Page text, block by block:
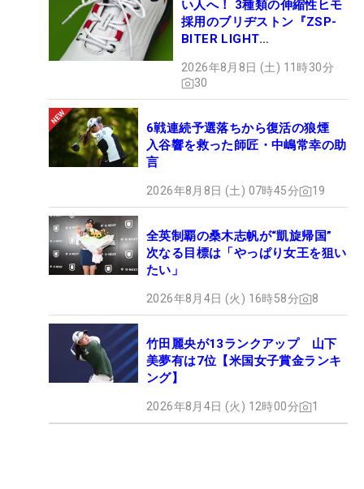
い人へ！ 3種類の伸縮性ヒモ
採用のブリヂストン『ZSP-
BITER LIGHT
ュー
2026年8月8日 (土) 11時30分
30
6戦連続予選落ちから復活の狼煙
入谷響を救った師匠・中嶋常幸の助
言
2026年8月8日 (土) 07時45分 19
全英制覇の桑木志帆が“凱旋帰国”
次なる目標は「やっぱり女王を狙い
たい」
2026年8月4日 (火) 16時58分 8
竹田麗央が13ランクアップ 山下
美夢有は7位【米国女子賞金ランキ
ング】
2026年8月4日 (火) 12時00分 1